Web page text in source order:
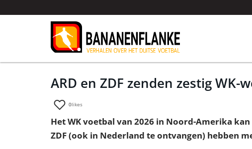
ARD en ZDF zenden zestig
0likes
Het WK voetbal van 2026 in Noord-Amerika
ZDF (ook in Nederland te ontvangen) hebben